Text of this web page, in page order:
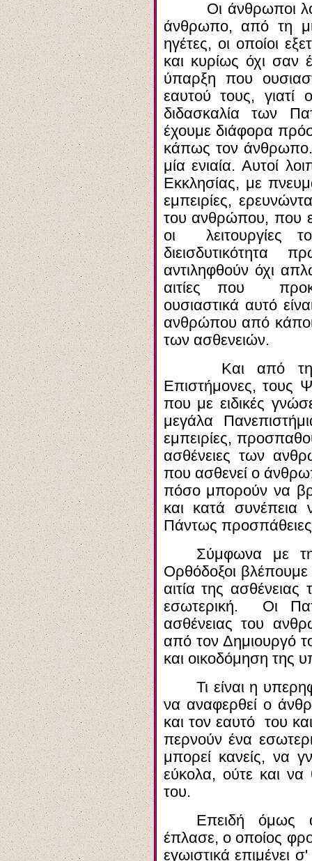
Οι άνθρωποι
άνθρωπο, από τη
ηγέτες, οι οποίοι
και κυρίως όχι σαν
ύπαρξη που
εαυτού τους,
διδασκαλία των
έχουμε διάφορα
κάπως τον
μία ενιαία. Αυτοί
Εκκλησίας, με
εμπειρίες,
του ανθρώπου, που
οι λειτουργίες
διεισδυτικότητα
αντιληφθούν όχι
αιτίες που
ουσιαστικά αυτό
ανθρώπου από
των ασθενειών.
Και από την
Επιστήμονες, τους
που με ειδικές
μεγάλα
εμπειρίες,
ασθένειες των
που ασθενεί ο
πόσο μπορούν να
και κατά συνέπεια
Πάντως προσπάθειες
Σύμφωνα με
Ορθόδοξοι
αιτία της
εσωτερική. Οι
ασθένειας του
από τον Δημιουργό
και οικοδόμηση της
Τι είναι η
να αναφερθεί ο
και τον εαυτό του
περνούν ένα
μπορεί κανείς, να
εύκολα, ούτε και να
του.
Επειδή όμως
έπλασε, ο οποίος
εγωιστικά επιμένει